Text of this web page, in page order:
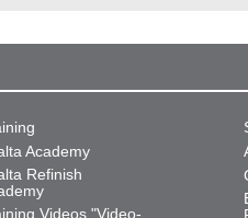
Academy
Refinish
Videos "Video-